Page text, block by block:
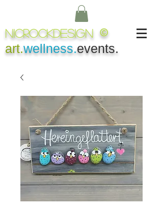
NICROCKDesign ©
art.wellness.events.